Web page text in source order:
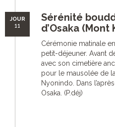
JOUR
11
Sérénité
d’Osaka
Cérémonie matinale
petit-déjeuner. Avant
avec son cimetière
pour le mausolée de
Nyonindo. Dans
Osaka. (P.déj)